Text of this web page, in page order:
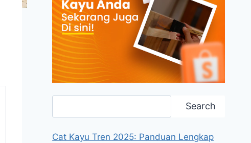
Search
Cat Kayu Tren 2025: Panduan Lengkap